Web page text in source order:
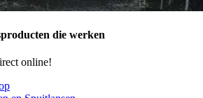
die werken
online!